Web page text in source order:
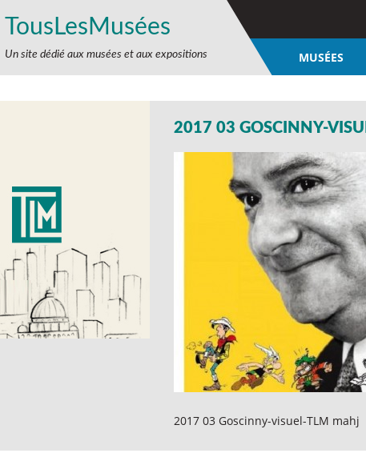
TousLesMusées
Un site dédié aux musées et aux expositions MUSÉES
2017 03 GOSCINNY-
2017 03 Goscinny-visuel-TLM mahj